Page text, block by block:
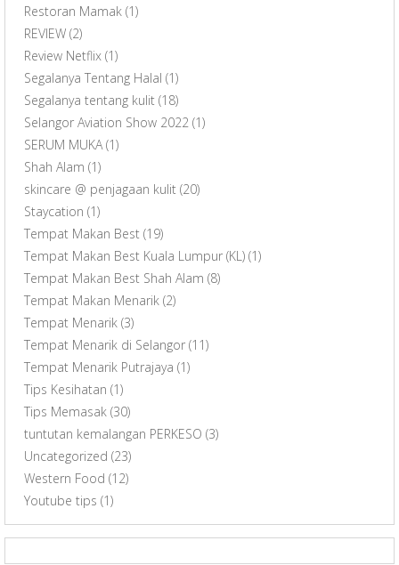
Restoran Mamak (1)
REVIEW (2)
Review Netflix (1)
Segalanya Tentang Halal (1)
Segalanya tentang kulit (18)
Selangor Aviation Show 2022 (1)
SERUM MUKA (1)
Shah Alam (1)
skincare @ penjagaan kulit (20)
Staycation (1)
Tempat Makan Best (19)
Tempat Makan Best Kuala Lumpur (KL) (1)
Tempat Makan Best Shah Alam (8)
Tempat Makan Menarik (2)
Tempat Menarik (3)
Tempat Menarik di Selangor (11)
Tempat Menarik Putrajaya (1)
Tips Kesihatan (1)
Tips Memasak (30)
tuntutan kemalangan PERKESO (3)
Uncategorized (23)
Western Food (12)
Youtube tips (1)